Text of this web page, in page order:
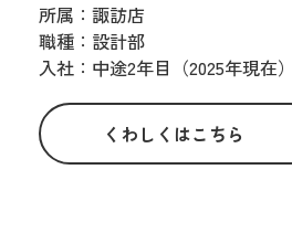
所属：諏訪店
職種：設計部
入社：中途2年目（2025年現在）
くわしくはこちら